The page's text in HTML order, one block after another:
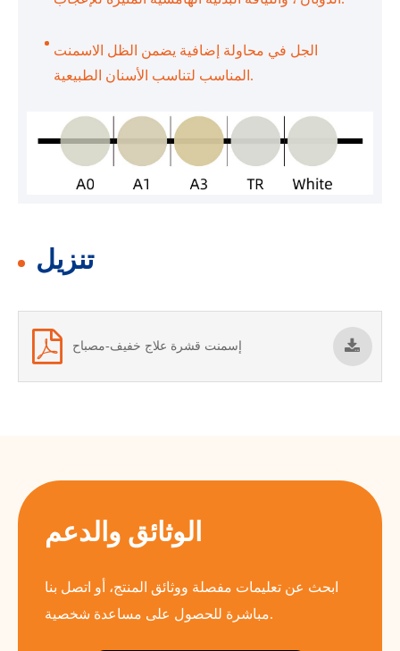
الجل في محاولة إضافية يضمن الظل الاسمنت
المناسب لتناسب الأسنان الطبيعية.
تنزيل
إسمنت قشرة علاج خفيف-مصباح
الوثائق والدعم
ابحث عن تعليمات مفصلة ووثائق المنتج، أو اتصل بنا
مباشرة للحصول على مساعدة شخصية.